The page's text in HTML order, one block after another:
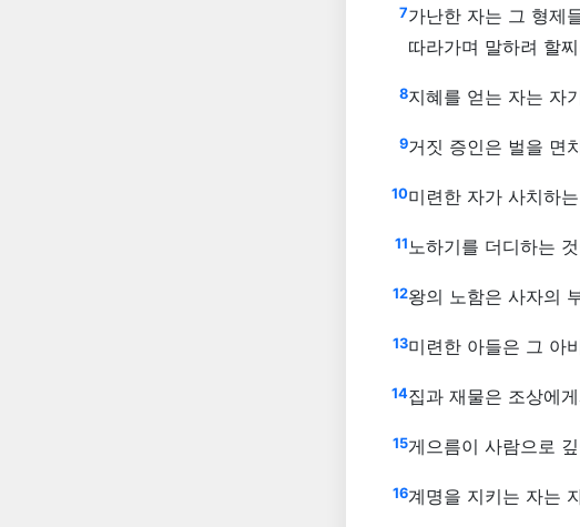
7가난한 자는 그 형제
따라가며 말하려 할
8지혜를 얻는 자는 자
9거짓 증인은 벌을 면
10미련한 자가 사치하
11노하기를 더디하는
12왕의 노함은 사자의
13미련한 아들은 그 아
14집과 재물은 조상에
15게으름이 사람으로
16계명을 지키는 자는